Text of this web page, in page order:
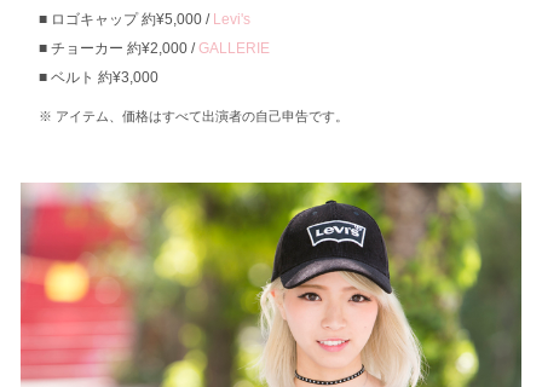
ロゴキャップ 約¥5,000 / Levi's
チョーカー 約¥2,000 /GALLERIE
ベルト 約¥3,000
アイテム、価格はすべて出演者の自己申告です。